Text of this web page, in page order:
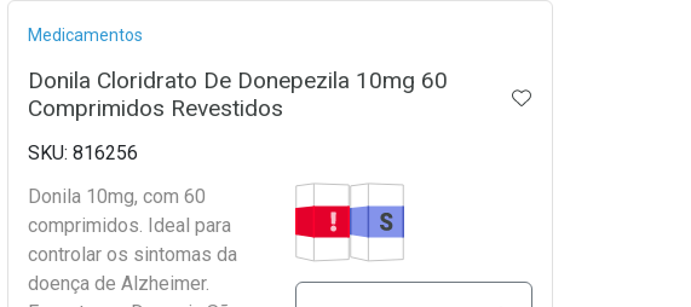
Breadcrumb
Medicamentos
Donila Cloridrato De Donepezila 10mg 60
Comprimidos Revestidos
ADICIONAR AOS
816256
Donila 10mg, com 60
comprimidos. Ideal para
controlar os sintomas da
doença de Alzheimer.